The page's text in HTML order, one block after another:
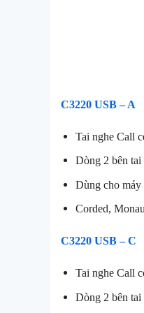
C3220 USB – A
Tai nghe Call
Dòng 2 bên tai
Dùng cho máy
Corded,
C3220 USB – C
Tai nghe Call
Dòng 2 bên tai